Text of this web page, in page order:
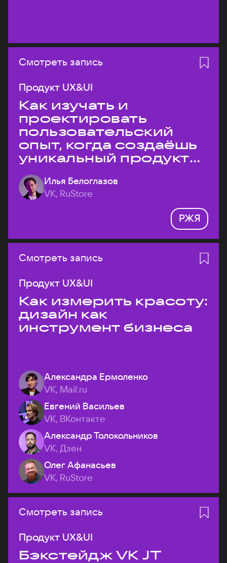
Смотреть запись
Продукт UX&UI
Как изучать и
проектировать
пользовательский
опыт, когда создаёшь
уникальный продукт
на рынке?
Илья Белоглазов
VK, RuStore
РЖЯ
Смотреть запись
Продукт UX&UI
Как измерить красоту:
дизайн как
инструмент бизнеса
Александра Ермоленко
VK, Mail.ru
Евгений Васильев
VK, ВКонтакте
Александр Толокольников
VK, Дзен
Олег Афанасьев
VK, RuStore
Смотреть запись
Продукт UX&UI
Бэкстейдж VK JT